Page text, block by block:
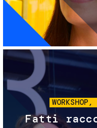
Fatti